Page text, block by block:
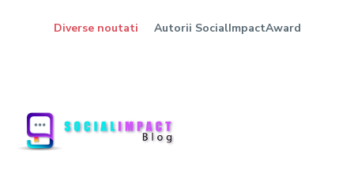
Diverse noutati Autorii SocialImpactAward